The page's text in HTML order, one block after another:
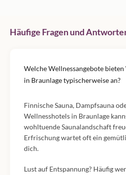
Häufige Fragen und
Welche Wellnessangebote
in Braunlage typischerweise an?
Finnische Sauna, Dampfsauna
Wellnesshotels in Braunlage
wohltuende Saunalandschaft
Erfrischung wartet oft ein
dich.
Lust auf Entspannung? Häufig